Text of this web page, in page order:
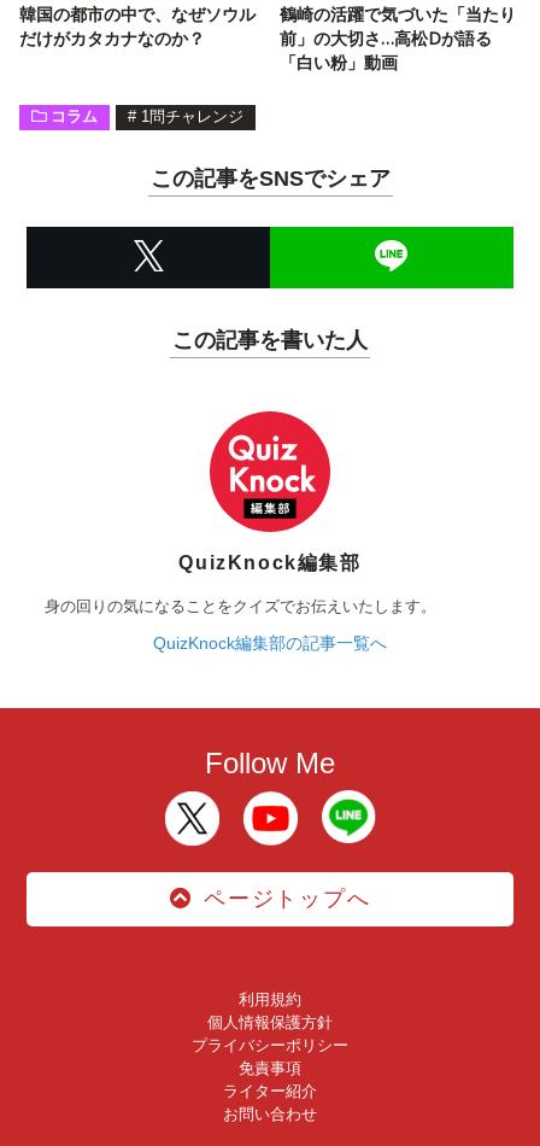
韓国の都市の中で、なぜソウル
だけがカタカナなのか？
鶴崎の活躍で気づいた「当たり
前」の大切さ…高松Dが語る
「白い粉」動画
コラム # 1問チャレンジ
この記事をSNSでシェア
この記事を書いた人
QuizKnock編集部
身の回りの気になることをクイズでお伝えいたします。
QuizKnock編集部の記事一覧へ
Follow Me
ページトップへ
利用規約
個人情報保護方針
プライバシーポリシー
免責事項
ライター紹介
お問い合わせ